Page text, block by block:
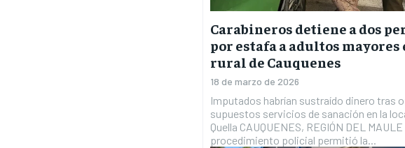
Carabineros detiene a dos
por estafa a adultos mayores
rural de Cauquenes
18 de marzo de 2026
Imputados habrían sustraído dinero tras
supuestos servicios de sanación en la
Quella CAUQUENES, REGIÓN DEL MAULE
procedimiento policial permitió la...